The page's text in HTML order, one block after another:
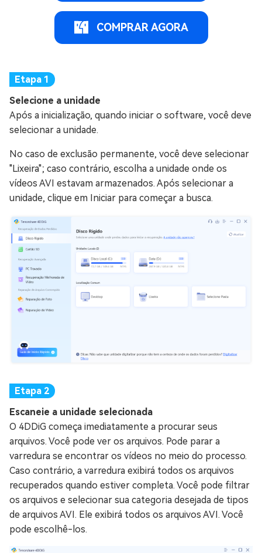
COMPRAR AGORA
Selecione a unidade
Após a inicialização, quando iniciar o software, você deve
selecionar a unidade.
No caso de exclusão permanente, você deve selecionar
"Lixeira"; caso contrário, escolha a unidade onde os
vídeos AVI estavam armazenados. Após selecionar a
unidade, clique em Iniciar para começar a busca.
Escaneie a unidade selecionada
O 4DDiG começa imediatamente a procurar seus
arquivos. Você pode ver os arquivos. Pode parar a
varredura se encontrar os vídeos no meio do processo.
Caso contrário, a varredura exibirá todos os arquivos
recuperados quando estiver completa. Você pode filtrar
os arquivos e selecionar sua categoria desejada de tipos
de arquivos AVI. Ele exibirá todos os arquivos AVI. Você
pode escolhê-los.